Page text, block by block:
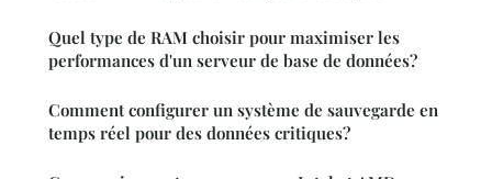
Quel type de RAM choisir pour maximiser les
performances d'un serveur de base de données?
Comment configurer un système de sauvegarde en
temps réel pour des données critiques?